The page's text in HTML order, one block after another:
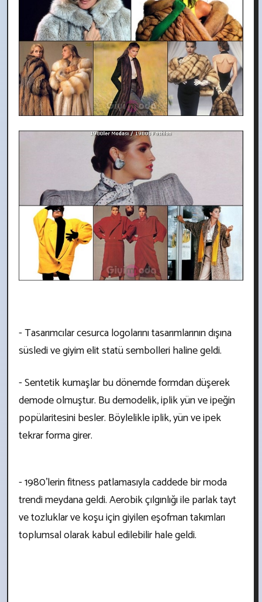
- Tasarımcılar cesurca logolarını tasarımlarının dışına
süsledi ve giyim elit statü sembolleri haline geldi.
- Sentetik kumaşlar bu dönemde formdan düşerek
demode olmuştur. Bu demodelik, iplik yün ve ipeğin
popülaritesini besler. Böylelikle iplik, yün ve ipek
tekrar forma girer.
- 1980'lerin fitness patlamasıyla caddede bir moda
trendi meydana geldi. Aerobik çılgınlığı ile parlak tayt
ve tozluklar ve koşu için giyilen eşofman takımları
toplumsal olarak kabul edilebilir hale geldi.